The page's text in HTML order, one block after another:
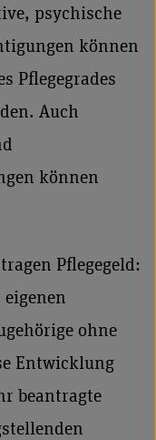
psychische
können
Pflegegrades
Auch
können
Pflegegeld:
eigenen
ohne
Entwicklung
beantragte